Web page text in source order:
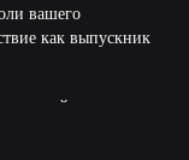
вашего
как выпускник
ОФЛАЙН
режимов: от